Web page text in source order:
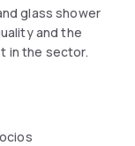
glass shower
and the
in the sector.